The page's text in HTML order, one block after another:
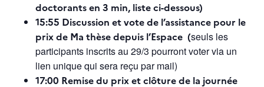
doctorants en 3 min, liste ci-dessous)
15:55 Discussion et vote de l’assistance pour le
prix de Ma thèse depuis l’Espace (seuls les
participants inscrits au 29/3 pourront voter via un
lien unique qui sera reçu par mail)
17:00 Remise du prix et clôture de la journée